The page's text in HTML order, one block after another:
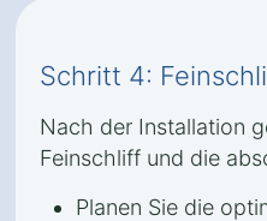
Schritt 4:
Nach der Installation
Feinschliff und die
Planen Sie die